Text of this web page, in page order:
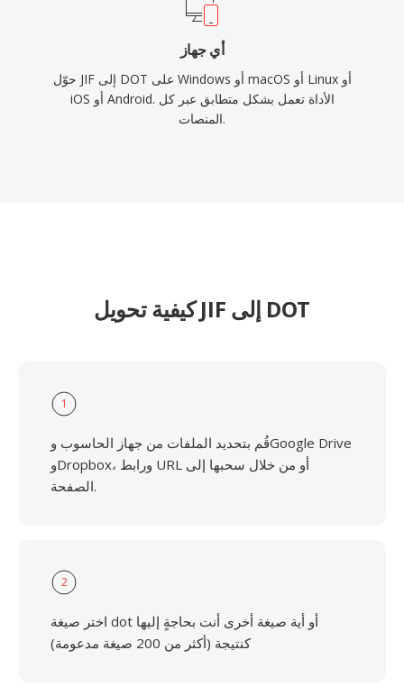
أي جهاز
حوّل JIF إلى DOT على Windows أو macOS أو Linux أو
iOS أو Android. الأداة تعمل بشكل متطابق عبر كل
المنصات.
كيفية تحويل JIF إلى DOT
1
قُم بتحديد الملفات من جهاز الحاسوب وGoogle Drive
وDropbox، ورابط URL أو من خلال سحبها إلى
الصفحة.
2
اختر صيغة dot أو أية صيغة أخرى أنت بحاجةٍ إليها
كنتيجة (أكثر من 200 صيغة مدعومة)